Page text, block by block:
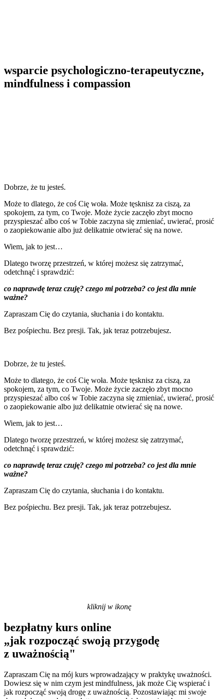
wsparcie psychologiczno-terapeutyczne,
mindfulness i compassion
Dobrze, że tu jesteś.
Może to dlatego, że coś Cię woła. Może tęsknisz za ciszą, za
spokojem, za tym, co Twoje. Może życie zaczęło zbyt mocno
przyspieszać albo coś w Tobie zaczyna się zmieniać, uwierać, prosić
o zaopiekowanie albo już delikatnie otwierać się na nowe.
Wiem, jak to jest…
Dlatego tworzę przestrzeń, w której możesz się zatrzymać,
odetchnąć i sprawdzić:
co naprawdę teraz czuję? czego mi potrzeba? co jest dla mnie
ważne?
Zapraszam Cię do czytania, słuchania i do kontaktu.
Bez pośpiechu. Bez presji. Tak, jak teraz potrzebujesz.
Dobrze, że tu jesteś.
Może to dlatego, że coś Cię woła. Może tęsknisz za ciszą, za
spokojem, za tym, co Twoje. Może życie zaczęło zbyt mocno
przyspieszać albo coś w Tobie zaczyna się zmieniać, uwierać, prosić
o zaopiekowanie albo już delikatnie otwierać się na nowe.
Wiem, jak to jest…
Dlatego tworzę przestrzeń, w której możesz się zatrzymać,
odetchnąć i sprawdzić:
co naprawdę teraz czuję? czego mi potrzeba? co jest dla mnie
ważne?
Zapraszam Cię do czytania, słuchania i do kontaktu.
Bez pośpiechu. Bez presji. Tak, jak teraz potrzebujesz.
kliknij w ikonę
bezpłatny kurs online
„jak rozpocząć swoją przygodę
z uważnością"
Zapraszam Cię na mój kurs wprowadzający w praktykę uważności.
Dowiesz się w nim czym jest mindfulness, jak może Cię wspierać i
jak rozpocząć swoją drogę z uważnością. Pozostawiając mi swoje